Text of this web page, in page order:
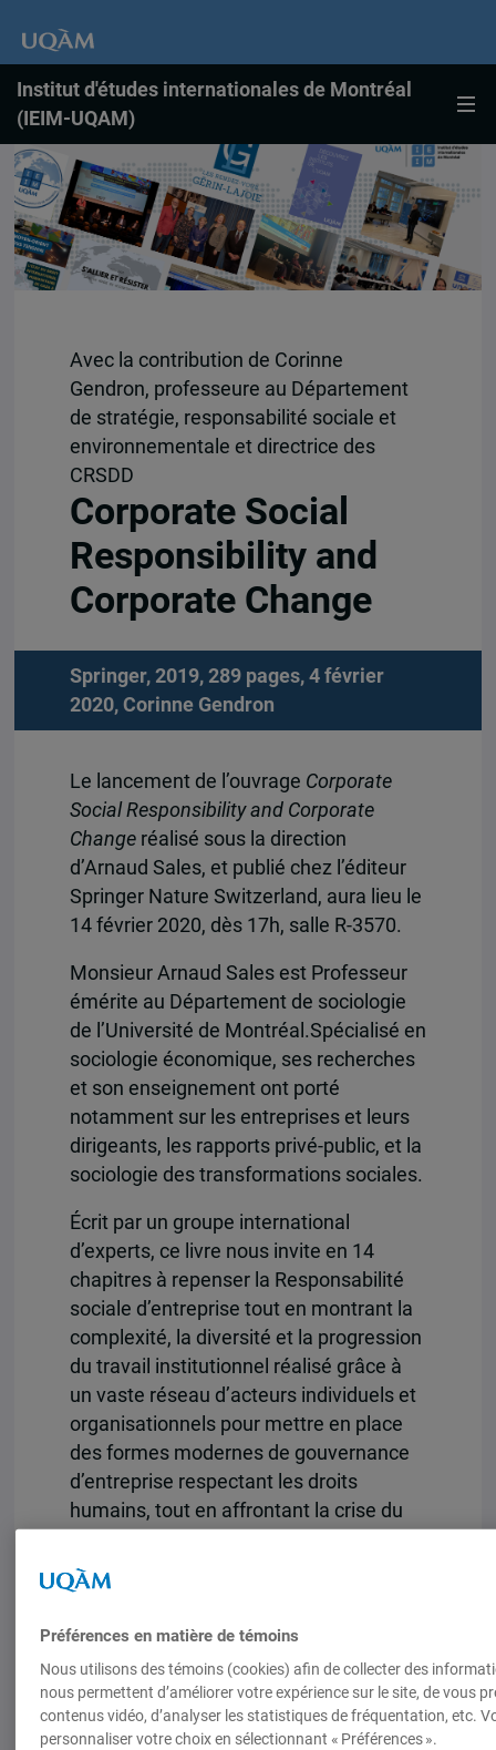
Institut d'études internationales de Montréal
(IEIM-UQAM)
Avec la contribution de Corinne
Gendron, professeure au Département
de stratégie, responsabilité sociale et
environnementale et directrice des
CRSDD
Corporate Social
Responsibility and
Corporate Change
Springer, 2019, 289 pages, 4 février
2020, Corinne Gendron
Le lancement de l’ouvrage Corporate
Social Responsibility and Corporate
Changeréalisé sous la direction
d’Arnaud Sales, et publié chez l’éditeur
Springer Nature Switzerland, aura lieu le
14 février 2020, dès 17h, salle R-3570.
Monsieur Arnaud Sales est Professeur
émérite au Département de sociologie
de l’Université de Montréal.Spécialisé en
sociologie économique, ses recherches
et son enseignement ont porté
notamment sur les entreprises et leurs
dirigeants, les rapports privé-public, et la
sociologie des transformations sociales.
Écrit par un groupe international
d’experts, ce livre nous invite en 14
chapitres à repenser la Responsabilité
sociale d’entreprise tout en montrant la
complexité, la diversité et la progression
du travail institutionnel réalisé grâce à
un vaste réseau d’acteurs individuels et
organisationnels pour mettre en place
des formes modernes de gouvernance
d’entreprise respectant les droits
humains, tout en affrontant la crise du
Pour le lancement de cet ouvrage, nous
en vous joignant à nous pour une table
ronde réunissant certains des auteurs,
ainsi que des spécialistes du domaine.
La discussion réunira M. Arnaud Sales,
Préférences en matière de témoins
Nous utilisons des témoins (cookies) afin de collecter des
nous permettent d’améliorer votre expérience sur le site, de vous
contenus vidéo, d’analyser les statistiques de fréquentation, etc.
personnaliser votre choix en sélectionnant « Préférences ».